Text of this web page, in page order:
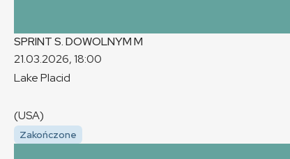
SPRINT S. DOWOLNYMM
21.03.2026, 18:00
Lake Placid
(USA)
Zakończone